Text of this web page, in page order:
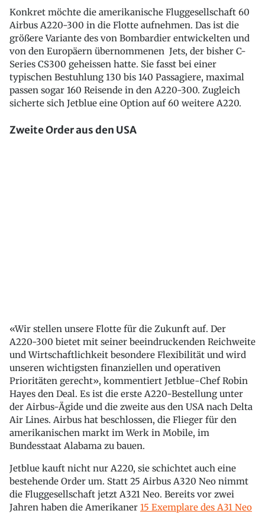
Konkret möchte die amerikanische Fluggesellschaft 60
Airbus A220-300 in die Flotte aufnehmen. Das ist die
größere Variante des von Bombardier entwickelten und
von den Europäern übernommenen Jets, der bisher C-
Series CS300 geheissen hatte. Sie fasst bei einer
typischen Bestuhlung 130 bis 140 Passagiere, maximal
passen sogar 160 Reisende in den A220-300. Zugleich
sicherte sich Jetblue eine Option auf 60 weitere A220.
Zweite Order aus den USA
«Wir stellen unsere Flotte für die Zukunft auf. Der
A220-300 bietet mit seiner beeindruckenden Reichweite
und Wirtschaftlichkeit besondere Flexibilität und wird
unseren wichtigsten finanziellen und operativen
Prioritäten gerecht», kommentiert Jetblue-Chef Robin
Hayes den Deal. Es ist die erste A220-Bestellung unter
der Airbus-Ägide und die zweite aus den USA nach Delta
Air Lines. Airbus hat beschlossen, die Flieger für den
amerikanischen markt im Werk in Mobile, im
Bundesstaat Alabama zu bauen.
Jetblue kauft nicht nur A220, sie schichtet auch eine
bestehende Order um. Statt 25 Airbus A320 Neo nimmt
die Fluggesellschaft jetzt A321 Neo. Bereits vor zwei
Jahren haben die Amerikaner 15 Exemplare des A31 Neo